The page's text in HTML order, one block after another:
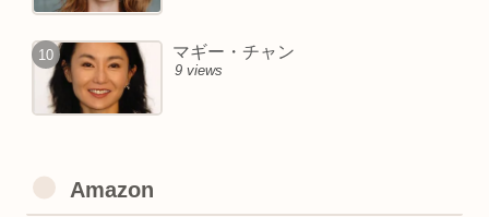
マギー・チャン
9 views
Amazon